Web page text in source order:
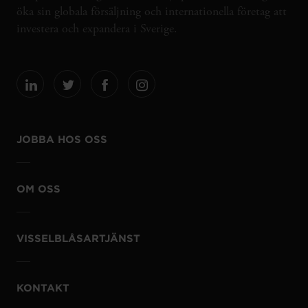
öka sin globala försäljning och internationella företag att
investera och expandera i Sverige.
JOBBA HOS OSS
OM OSS
VISSELBLÅSARTJÄNST
KONTAKT